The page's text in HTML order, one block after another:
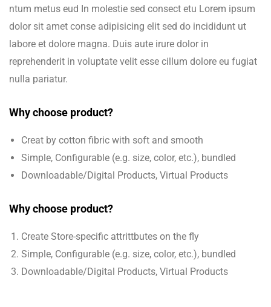
ntum metus eud In molestie sed consect etu Lorem ipsum
dolor sit amet conse adipisicing elit sed do incididunt ut
labore et dolore magna. Duis aute irure dolor in
reprehenderit in voluptate velit esse cillum dolore eu fugiat
nulla pariatur.
Why choose product?
Creat by cotton fibric with soft and smooth
Simple, Configurable (e.g. size, color, etc.), bundled
Downloadable/Digital Products, Virtual Products
Why choose product?
Create Store-specific attrittbutes on the fly
Simple, Configurable (e.g. size, color, etc.), bundled
Downloadable/Digital Products, Virtual Products